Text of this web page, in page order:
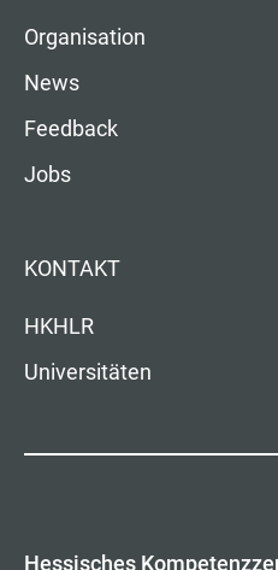
Organisation
News
Feedback
Jobs
KONTAKT
HKHLR
Universitäten
Hessisches